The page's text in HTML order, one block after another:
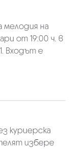
мелодия на
от 19:00 ч. в
Входът е
куриерскa
избере